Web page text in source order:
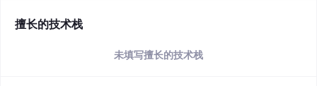
擅长的技术栈
未填写擅长的技术栈